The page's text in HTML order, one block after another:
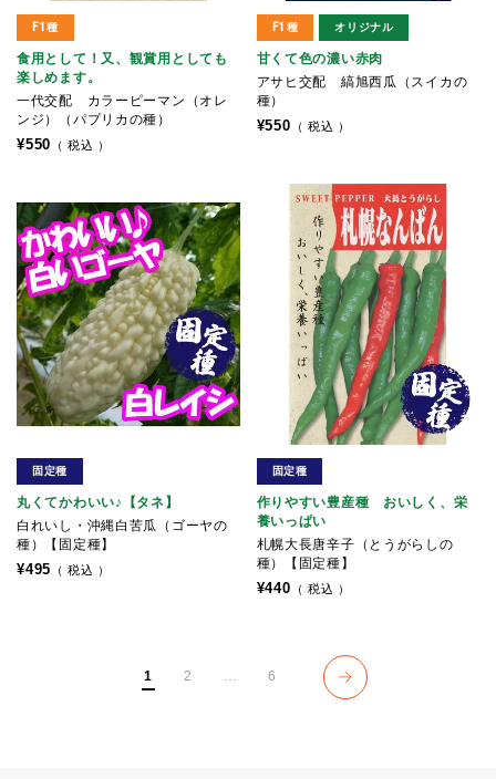
F1種
食用として！又、観賞用としても
楽しめます。
一代交配 カラーピーマン（オレ
ンジ）（パプリカの種）
¥550 税込
F1種 オリジナル
甘くて色の濃い赤肉
アサヒ交配 縞旭西瓜（スイカの
種）
¥550 税込
固定種
丸くてかわいい♪【タネ】
白れいし・沖縄白苦瓜（ゴーヤの
種）【固定種】
¥495 税込
固定種
作りやすい豊産種 おいしく、栄
養いっぱい
札幌大長唐辛子（とうがらしの
種）【固定種】
¥440 税込
1 2 6